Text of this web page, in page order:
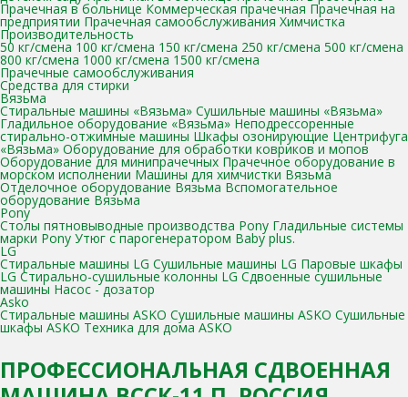
Прачечная в больнице Коммерческая прачечная Прачечная на
предприятии Прачечная самообслуживания Химчистка
Производительность
50 кг/смена 100 кг/смена 150 кг/смена 250 кг/смена 500 кг/смена
800 кг/смена 1000 кг/смена 1500 кг/смена
Прачечные самообслуживания
Средства для стирки
Вязьма
Стиральные машины «Вязьма» Сушильные машины «Вязьма»
Гладильное оборудование «Вязьма» Неподрессоренные
стирально-отжимные машины Шкафы озонирующие Центрифуга
«Вязьма» Оборудование для обработки ковриков и мопов
Оборудование для минипрачечных Прачечное оборудование в
морском исполнении Машины для химчистки Вязьма
Отделочное оборудование Вязьма Вспомогательное
оборудование Вязьма
Pony
Столы пятновыводные производства Pony Гладильные системы
марки Pony Утюг с парогенератором Baby plus.
LG
Стиральные машины LG Сушильные машины LG Паровые шкафы
LG Стирально-сушильные колонны LG Сдвоенные сушильные
машины Насос - дозатор
Asko
Стиральные машины ASKO Сушильные машины ASKO Сушильные
шкафы ASKO Техника для дома ASKO
ПРОФЕССИОНАЛЬНАЯ СДВОЕННАЯ